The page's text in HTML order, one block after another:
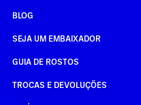
BLOG
SEJA UM EMBAIXADOR
GUIA DE ROSTOS
TROCAS E DEVOLUÇÕES